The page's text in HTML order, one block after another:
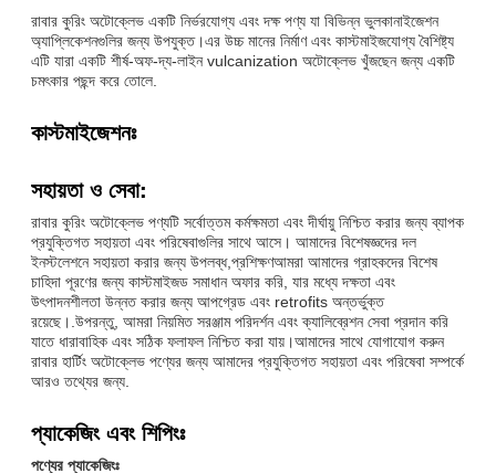
রাবার কুরিং অটোক্লেভ একটি নির্ভরযোগ্য এবং দক্ষ পণ্য যা বিভিন্ন ভুলকানাইজেশন
অ্যাপ্লিকেশনগুলির জন্য উপযুক্ত।এর উচ্চ মানের নির্মাণ এবং কাস্টমাইজযোগ্য বৈশিষ্ট্য
এটি যারা একটি শীর্ষ-অফ-দ্য-লাইন vulcanization অটোক্লেভ খুঁজছেন জন্য একটি
চমৎকার পছন্দ করে তোলে.
কাস্টমাইজেশনঃ
সহায়তা ও সেবা:
রাবার কুরিং অটোক্লেভ পণ্যটি সর্বোত্তম কর্মক্ষমতা এবং দীর্ঘায়ু নিশ্চিত করার জন্য ব্যাপক
প্রযুক্তিগত সহায়তা এবং পরিষেবাগুলির সাথে আসে। আমাদের বিশেষজ্ঞদের দল
ইনস্টলেশনে সহায়তা করার জন্য উপলব্ধ,প্রশিক্ষণআমরা আমাদের গ্রাহকদের বিশেষ
চাহিদা পূরণের জন্য কাস্টমাইজড সমাধান অফার করি, যার মধ্যে দক্ষতা এবং
উৎপাদনশীলতা উন্নত করার জন্য আপগ্রেড এবং retrofits অন্তর্ভুক্ত
রয়েছে।.উপরন্তু, আমরা নিয়মিত সরঞ্জাম পরিদর্শন এবং ক্যালিব্রেশন সেবা প্রদান করি
যাতে ধারাবাহিক এবং সঠিক ফলাফল নিশ্চিত করা যায়।আমাদের সাথে যোগাযোগ করুন
রাবার হার্টিং অটোক্লেভ পণ্যের জন্য আমাদের প্রযুক্তিগত সহায়তা এবং পরিষেবা সম্পর্কে
আরও তথ্যের জন্য.
প্যাকেজিং এবং শিপিংঃ
পণ্যের প্যাকেজিংঃ